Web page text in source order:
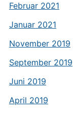
Februar 2021
Januar 2021
November 2019
September 2019
Juni 2019
April 2019